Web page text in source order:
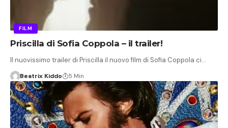
FILM
Priscilla di Sofia Coppola – il trailer!
Il nuovissimo trailer di Priscilla il nuovo film di Sofia Coppola ci…
Beatrix Kiddo 5 Min